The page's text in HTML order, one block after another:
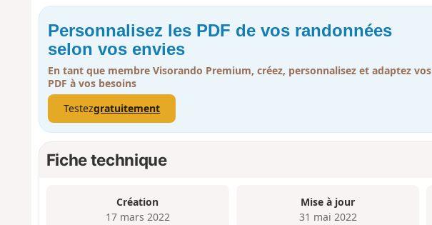
Personnalisez les PDF de vos randonnées
selon vos envies
En tant que membre Visorando Premium, créez, personnalisez et adaptez vos
PDF à vos besoins
Testezgratuitement
Fiche technique
Création
17 mars 2022
Mise à jour
31 mai 2022